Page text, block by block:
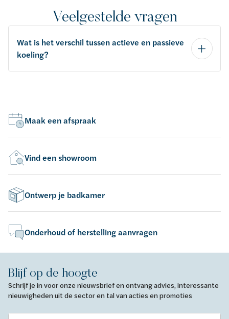
Veelgestelde vragen
Wat is het verschil tussen actieve en passieve
koeling?
Maak een afspraak
Vind een showroom
Ontwerp je badkamer
Onderhoud of herstelling aanvragen
Blijf op de hoogte
Schrijf je in voor onze nieuwsbrief en ontvang advies, interessante
nieuwigheden uit de sector en tal van acties en promoties